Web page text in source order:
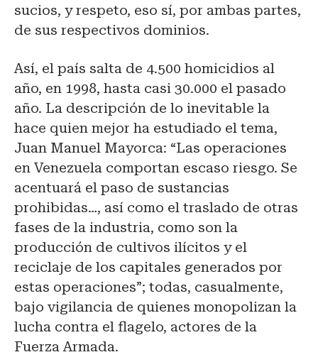
sucios, y respeto, eso sí, por ambas partes,
de sus respectivos dominios.
Así, el país salta de 4.500 homicidios al
año, en 1998, hasta casi 30.000 el pasado
año. La descripción de lo inevitable la
hace quien mejor ha estudiado el tema,
Juan Manuel Mayorca: “Las operaciones
en Venezuela comportan escaso riesgo. Se
acentuará el paso de sustancias
prohibidas…, así como el traslado de otras
fases de la industria, como son la
producción de cultivos ilícitos y el
reciclaje de los capitales generados por
estas operaciones”; todas, casualmente,
bajo vigilancia de quienes monopolizan la
lucha contra el flagelo, actores de la
Fuerza Armada.